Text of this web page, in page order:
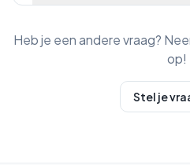
Heb je een andere vraag?
op!
Stel je